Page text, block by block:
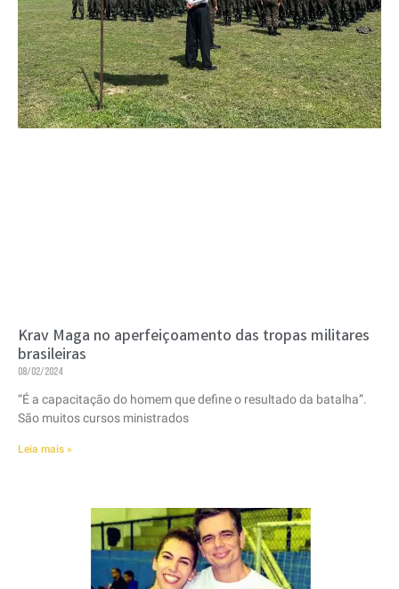
Krav Maga no aperfeiçoamento das tropas militares
brasileiras
08/02/2024
“É a capacitação do homem que define o resultado da batalha”.
São muitos cursos ministrados
Leia mais »